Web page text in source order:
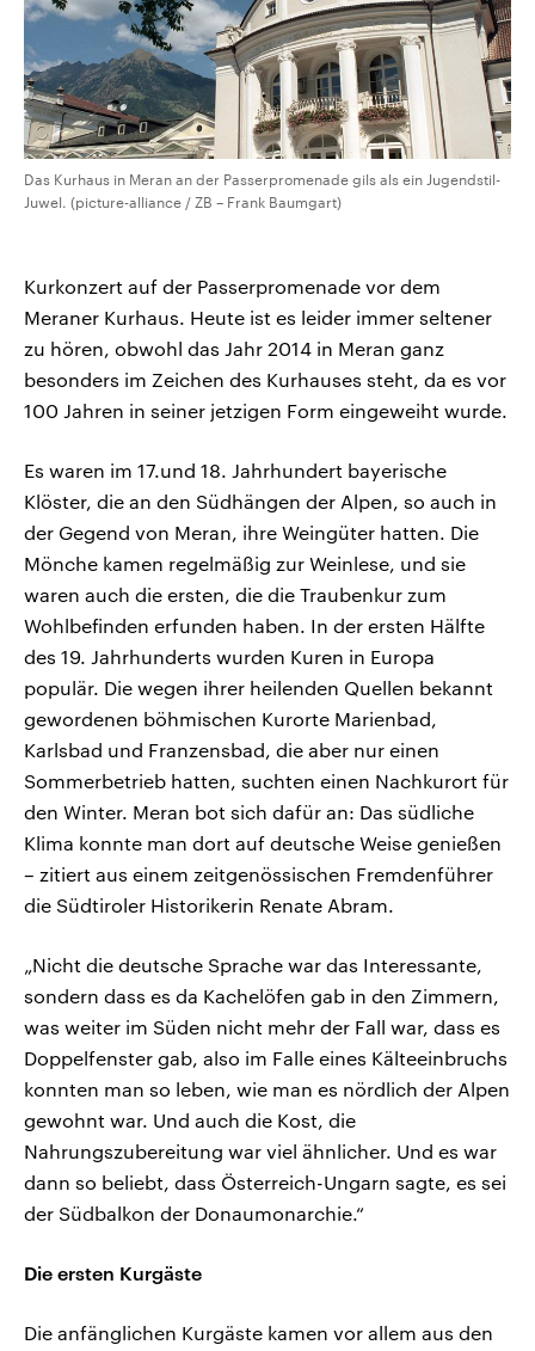
Das Kurhaus in Meran an der Passerpromenade gils als ein Jugendstil-
Juwel. (picture-alliance / ZB – Frank Baumgart)
Kurkonzert auf der Passerpromenade vor dem
Meraner Kurhaus. Heute ist es leider immer seltener
zu hören, obwohl das Jahr 2014 in Meran ganz
besonders im Zeichen des Kurhauses steht, da es vor
100 Jahren in seiner jetzigen Form eingeweiht wurde.
Es waren im 17.und 18. Jahrhundert bayerische
Klöster, die an den Südhängen der Alpen, so auch in
der Gegend von Meran, ihre Weingüter hatten. Die
Mönche kamen regelmäßig zur Weinlese, und sie
waren auch die ersten, die die Traubenkur zum
Wohlbefinden erfunden haben. In der ersten Hälfte
des 19. Jahrhunderts wurden Kuren in Europa
populär. Die wegen ihrer heilenden Quellen bekannt
gewordenen böhmischen Kurorte Marienbad,
Karlsbad und Franzensbad, die aber nur einen
Sommerbetrieb hatten, suchten einen Nachkurort für
den Winter. Meran bot sich dafür an: Das südliche
Klima konnte man dort auf deutsche Weise genießen
– zitiert aus einem zeitgenössischen Fremdenführer
die Südtiroler Historikerin Renate Abram.
„Nicht die deutsche Sprache war das Interessante,
sondern dass es da Kachelöfen gab in den Zimmern,
was weiter im Süden nicht mehr der Fall war, dass es
Doppelfenster gab, also im Falle eines Kälteeinbruchs
konnten man so leben, wie man es nördlich der Alpen
gewohnt war. Und auch die Kost, die
Nahrungszubereitung war viel ähnlicher. Und es war
dann so beliebt, dass Österreich-Ungarn sagte, es sei
der Südbalkon der Donaumonarchie.“
Die ersten Kurgäste
Die anfänglichen Kurgäste kamen vor allem aus den